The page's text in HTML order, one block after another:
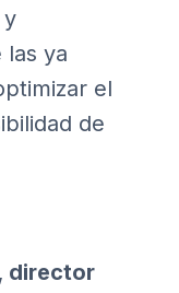
y
las ya
el
de
director